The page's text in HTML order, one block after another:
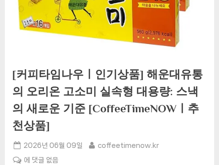
[커피타임나우ㅣ인기상품] 해운대유통
의 오리온 고소미 실속형 대용량: 스낵
의 새로운 기준 [CoffeeTimeNOWㅣ추
천상품]
Posted
on
2026년 06월 09일 By
coffeetimenow.kr
[커
에 댓글 없음